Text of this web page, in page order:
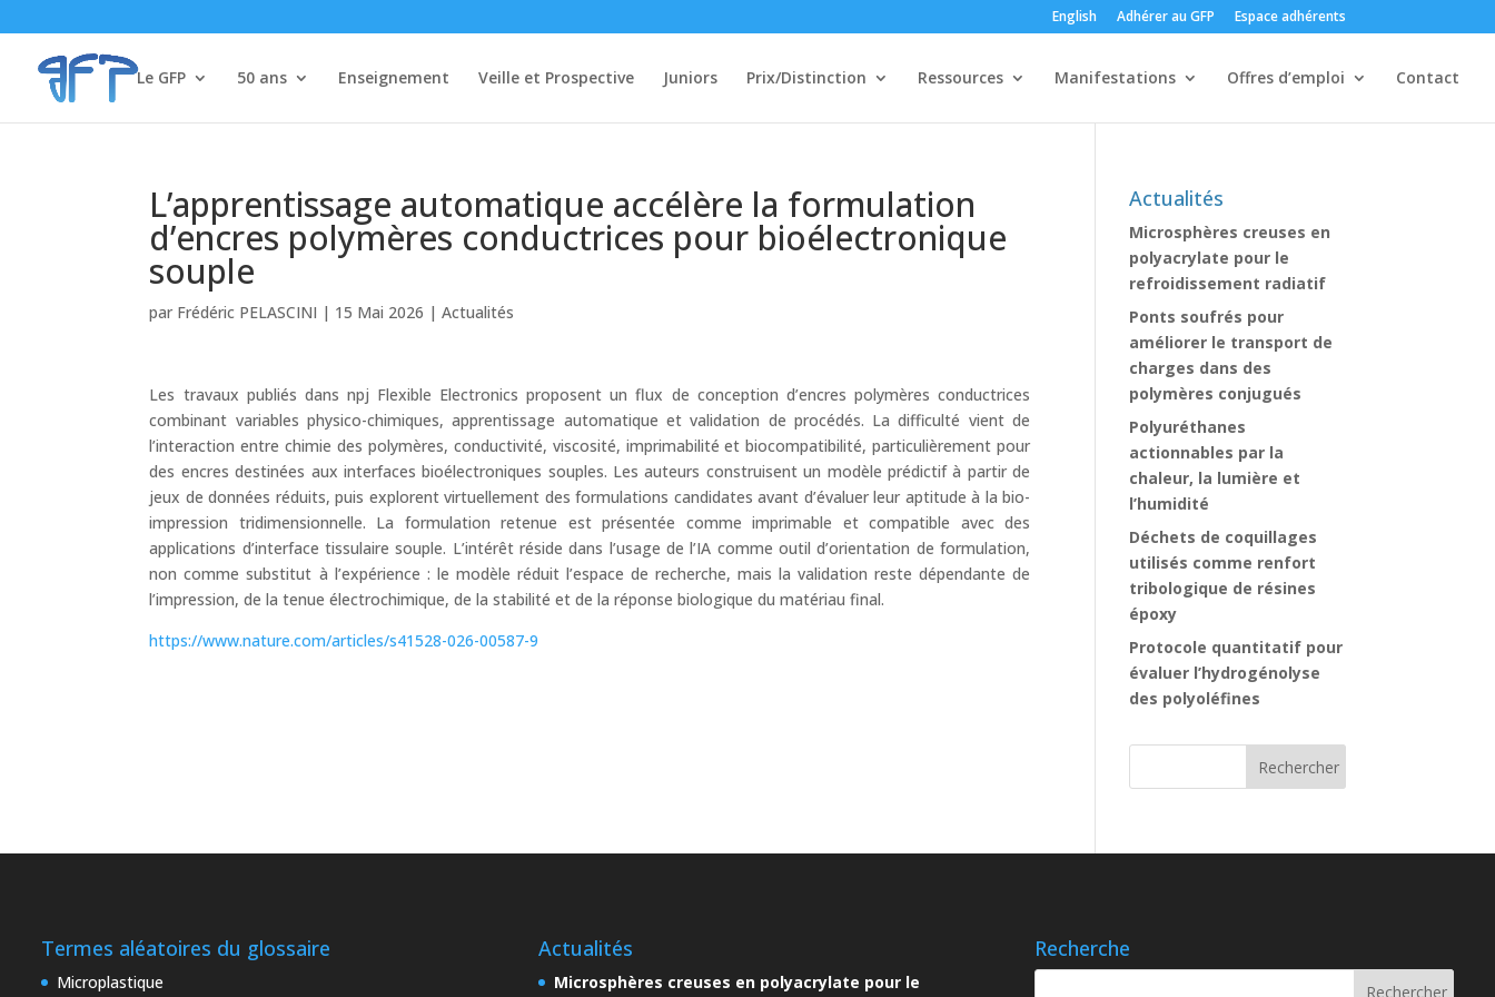
English Adhérer au GFP Espace adhérents
Le GFP 50 ans Enseignement Veille et Prospective Juniors Prix/Distinction Ressources Manifestations Offres d’emploi Contact
L’apprentissage automatique accélère la formulation
d’encres polymères conductrices pour bioélectronique
souple
par Frédéric PELASCINI | 15 Mai 2026 |Actualités
Les travaux publiés dans npj Flexible Electronics proposent un flux de conception d’encres polymères conductrices
combinant variables physico-chimiques, apprentissage automatique et validation de procédés. La difficulté vient de
l’interaction entre chimie des polymères, conductivité, viscosité, imprimabilité et biocompatibilité, particulièrement pour
des encres destinées aux interfaces bioélectroniques souples. Les auteurs construisent un modèle prédictif à partir de
jeux de données réduits, puis explorent virtuellement des formulations candidates avant d’évaluer leur aptitude à la bio-
impression tridimensionnelle. La formulation retenue est présentée comme imprimable et compatible avec des
applications d’interface tissulaire souple. L’intérêt réside dans l’usage de l’IA comme outil d’orientation de formulation,
non comme substitut à l’expérience : le modèle réduit l’espace de recherche, mais la validation reste dépendante de
l’impression, de la tenue électrochimique, de la stabilité et de la réponse biologique du matériau final.
https://www.nature.com/articles/s41528-026-00587-9
Actualités
Microsphères creuses en
polyacrylate pour le
refroidissement radiatif
Ponts soufrés pour
améliorer le transport de
charges dans des
polymères conjugués
Polyuréthanes
actionnables par la
chaleur, la lumière et
l’humidité
Déchets de coquillages
utilisés comme renfort
tribologique de résines
époxy
Protocole quantitatif pour
évaluer l’hydrogénolyse
des polyoléfines
Termes aléatoires du glossaire
Microplastique
Actualités
Microsphères creuses en polyacrylate pour le
Recherche